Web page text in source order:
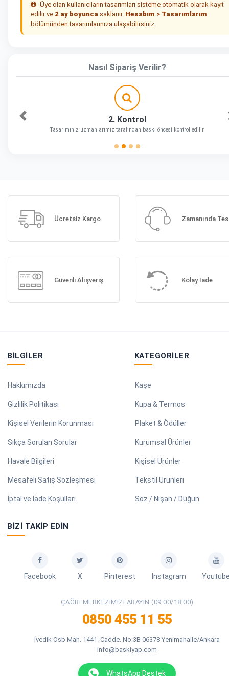
Üye olan kullanıcıların tasarımları sisteme otomatik olarak kayıt
edilir ve 2 ay boyunca saklanır. Hesabım > Tasarımlarım
bölümünden tasarımlarınıza ulaşabilirsiniz.
Nasıl Sipariş Verilir?
2. Kontrol
Tasarımınız uzmanlarımız tarafından baskı öncesi kontrol edilir.
Önceki
Ücretsiz Kargo Zamanında
Güvenli Alışveriş Kolay İade
BILGILER
Hakkımızda
Gizlilik Politikası
Kişisel Verilerin Korunması
Sıkça Sorulan Sorular
Havale Bilgileri
Mesafeli Satış Sözleşmesi
İptal ve İade Koşulları
KATEGORILER
Kaşe
Kupa & Termos
Plaket & Ödüller
Kurumsal Ürünler
Kişisel Ürünler
Tekstil Ürünleri
Söz / Nişan / Düğün
BIZI TAKIP EDIN
Facebook X Pinterest Instagram
ÇAĞRI MERKEZIMIZI ARAYIN (09:00/18:00)
0850 455 11 55
İvedik Osb Mah. 1441. Cadde. No:3B 06378 Yenimahalle/Ankara
info@baskiyap.com
WhatsApp Destek